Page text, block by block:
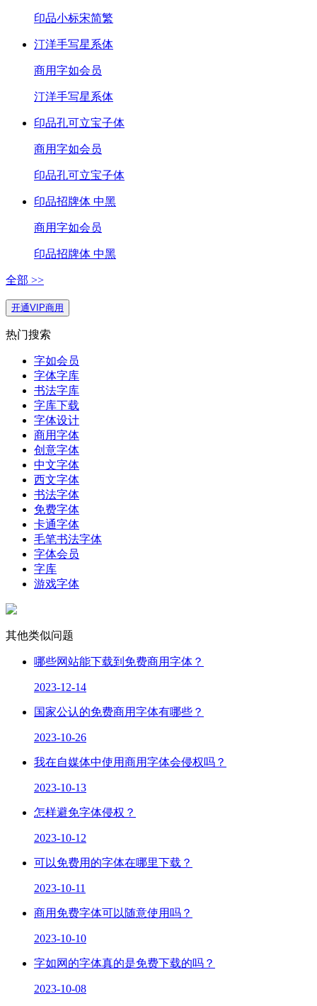
印品小标宋简繁
汀洋手写星系体
商用字如会员
汀洋手写星系体
印品孔可立宝子体
商用字如会员
印品孔可立宝子体
印品招牌体 中黑
商用字如会员
印品招牌体 中黑
全部 >>
开通VIP商用
热门搜索
字如会员
字体字库
书法字库
字库下载
字体设计
商用字体
创意字体
中文字体
西文字体
书法字体
免费字体
卡通字体
毛笔书法字体
字体会员
字库
游戏字体
其他类似问题
哪些网站能下载到免费商用字体？
2023-12-14
国家公认的免费商用字体有哪些？
2023-10-26
我在自媒体中使用商用字体会侵权吗？
2023-10-13
怎样避免字体侵权？
2023-10-12
可以免费用的字体在哪里下载？
2023-10-11
商用免费字体可以随意使用吗？
2023-10-10
字如网的字体真的是免费下载的吗？
2023-10-08